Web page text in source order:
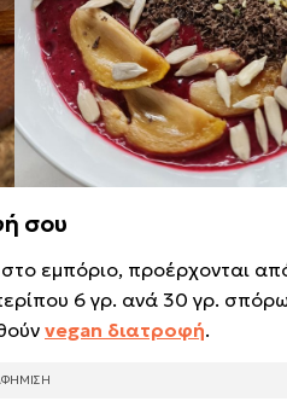
σου
εμπόριο, προέρχονται
6 γρ. ανά 30 γρ.
vegan διατροφή.